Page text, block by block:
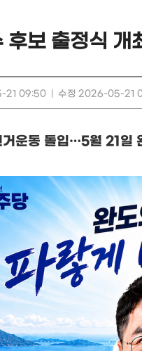
후보 출정식
21 09:50 수정 2026-05-21
운동 돌입…5월 21 일